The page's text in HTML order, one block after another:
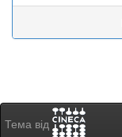
Тема від